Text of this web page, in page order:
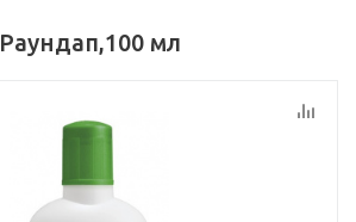
Раундап,100 мл